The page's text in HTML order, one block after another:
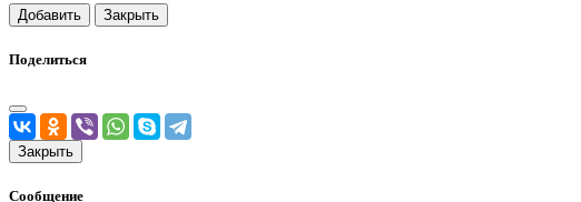
Добавить Закрыть
Поделиться
Закрыть
Сообщение